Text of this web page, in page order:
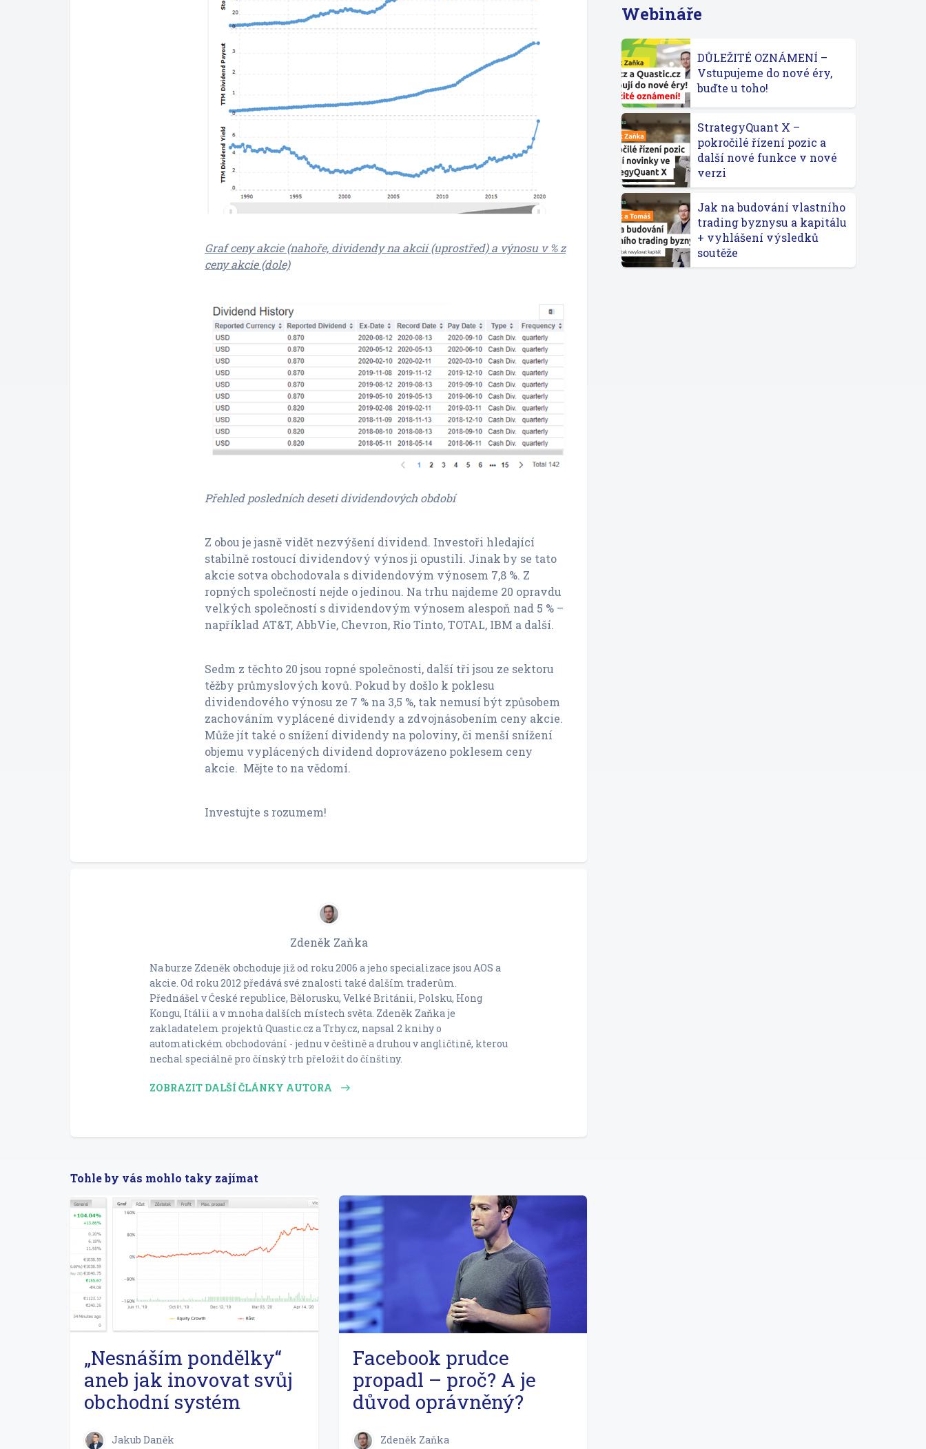
Graf ceny akcie (nahoře, dividendy na akcii (uprostřed) a výnosu v % z
ceny akcie (dole)
Přehled posledních deseti dividendových období
Z obou je jasně vidět nezvýšení dividend. Investoři hledající
stabilně rostoucí dividendový výnos ji opustili. Jinak by se tato
akcie sotva obchodovala s dividendovým výnosem 7,8 %. Z
ropných společností nejde o jedinou. Na trhu najdeme 20 opravdu
velkých společností s dividendovým výnosem alespoň nad 5 % –
například AT&T, AbbVie, Chevron, Rio Tinto, TOTAL, IBM a další.
Sedm z těchto 20 jsou ropné společnosti, další tři jsou ze sektoru
těžby průmyslových kovů. Pokud by došlo k poklesu
dividendového výnosu ze 7 % na 3,5 %, tak nemusí být způsobem
zachováním vyplácené dividendy a zdvojnásobením ceny akcie.
Může jít také o snížení dividendy na poloviny, či menší snížení
objemu vyplácených dividend doprovázeno poklesem ceny
akcie. Mějte to na vědomí.
Investujte s rozumem!
Zdeněk Zaňka
Na burze Zdeněk obchoduje již od roku 2006 a jeho specializace jsou AOS a
akcie. Od roku 2012 předává své znalosti také dalším traderům.
Přednášel v České republice, Bělorusku, Velké Británii, Polsku, Hong
Kongu, Itálii a v mnoha dalších místech světa. Zdeněk Zaňka je
zakladatelem projektů Quastic.cz a Trhy.cz, napsal 2 knihy o
automatickém obchodování - jednu v češtině a druhou v angličtině, kterou
nechal speciálně pro čínský trh přeložit do čínštiny.
ZOBRAZIT DALŠÍ ČLÁNKY AUTORA
Tohle by vás mohlo taky zajímat
„Nesnáším pondělky“
aneb jak inovovat svůj
obchodní systém
Jakub Daněk
Facebook prudce
propadl – proč? A je
důvod oprávněný?
Zdeněk Zaňka
Webináře
DŮLEŽITÉ OZNÁMENÍ –
Vstupujeme do nové éry,
buďte u toho!
StrategyQuant X –
pokročilé řízení pozic a
další nové funkce v nové
verzi
Jak na budování vlastního
trading byznysu a kapitálu
+ vyhlášení výsledků
soutěže